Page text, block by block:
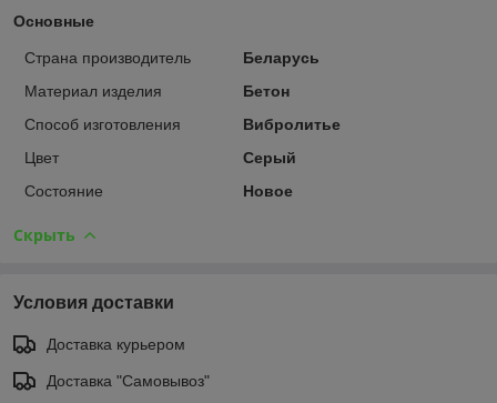
Основные
Страна производитель
Беларусь
Материал изделия
Бетон
Способ изготовления
Вибролитье
Цвет
Серый
Состояние
Новое
Скрыть
Условия доставки
Доставка курьером
Доставка "Самовывоз"